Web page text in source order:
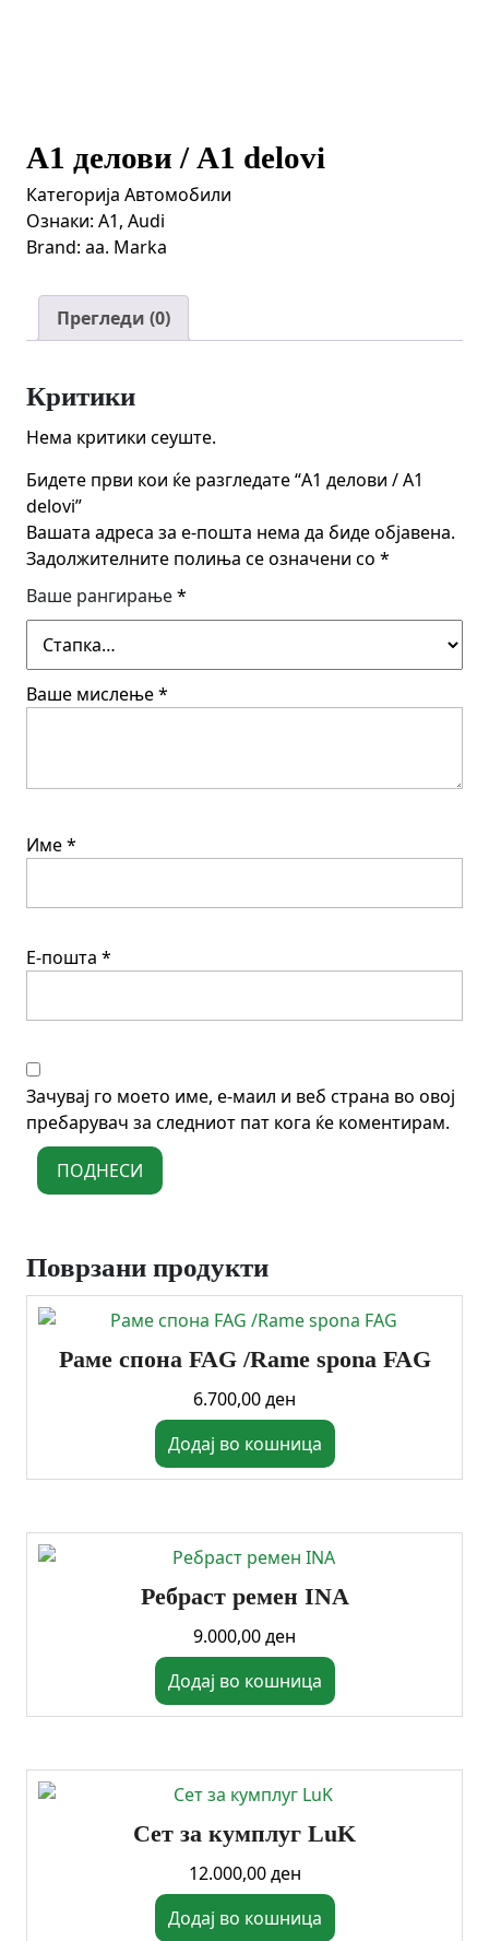
A1 делови / A1 delovi
Категорија Автомобили
Ознаки: A1, Audi
Brand: aa. Marka
Прегледи (0)
Критики
Нема критики сеуште.
Бидете први кои ќе разгледате “A1 делови / A1
delovi”
Вашата адреса за е-пошта нема да биде објавена.
Задолжителните полиња се означени со *
Ваше рангирање*
Ваше мислење*
Име*
Е-пошта *
Зачувај го моето име, е-маил и веб страна во овој
пребарувач за следниот пат кога ќе коментирам.
Поврзани продукти
Раме спона FAG /Rame spona FAG
6.700,00ден
Додај во кошница
Ребраст ремен INA
9.000,00ден
Додај во кошница
Сет за кумплуг LuK
12.000,00ден
Додај во кошница